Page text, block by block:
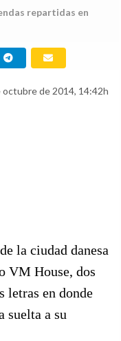
repartidas en
octubre de 2014, 14:42h
la ciudad danesa
VM House, dos
letras en donde
suelta a su